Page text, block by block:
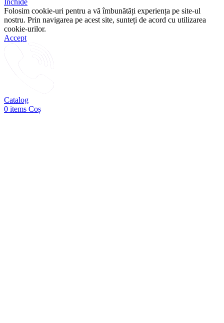
Folosim cookie-uri pentru a vă îmbunătăți experiența pe site-ul
nostru. Prin navigarea pe acest site, sunteți de acord cu utilizarea
cookie-urilor.
Accept
Catalog
0 items Coș